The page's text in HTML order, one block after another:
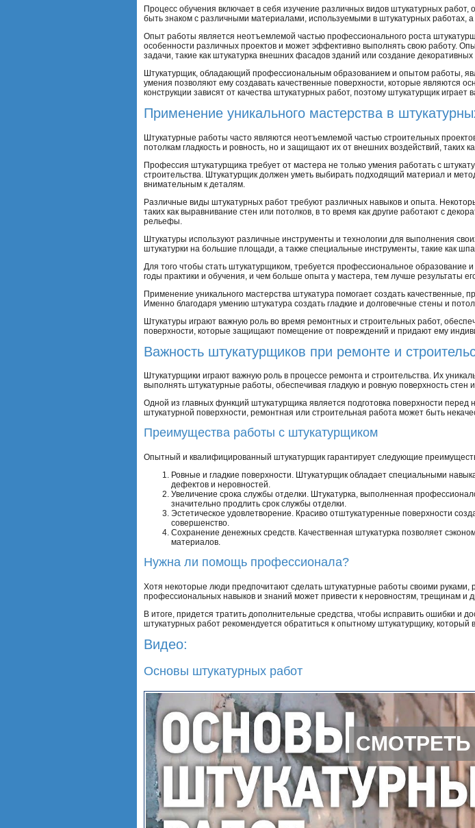
Процесс обучения включает в себя изучение различных видов штукатурных
быть знаком с различными материалами, используемыми в штукатурных работах,
Опыт работы является неотъемлемой частью профессионального роста
особенности различных проектов и может эффективно выполнять свою работу.
задачи, такие как штукатурка внешних фасадов зданий или создание
Штукатурщик, обладающий профессиональным образованием и опытом работы,
умения позволяют ему создавать качественные поверхности, которые являются
конструкции зависят от качества штукатурных работ, поэтому штукатурщик
Применение уникального мастерства в
Штукатурные работы часто являются неотъемлемой частью строительных
потолкам гладкость и ровность, но и защищают их от внешних воздействий, таких
Профессия штукатурщика требует от мастера не только умения работать с
строительства. Штукатурщик должен уметь выбирать подходящий материал и
внимательным к деталям.
Различные виды штукатурных работ требуют различных навыков и опыта.
таких как выравнивание стен или потолков, в то время как другие работают с
рельефы.
Штукатуры используют различные инструменты и технологии для выполнения
штукатурки на большие площади, а также специальные инструменты, такие как
Для того чтобы стать штукатурщиком, требуется профессиональное
годы практики и обучения, и чем больше опыта у мастера, тем лучше результаты
Применение уникального мастерства штукатура помогает создать качественные,
Именно благодаря умению штукатура создать гладкие и долговечные стены и
Штукатуры играют важную роль во время ремонтных и строительных работ,
поверхности, которые защищают помещение от повреждений и придают ему
Важность штукатурщиков при ремонте и
Штукатурщики играют важную роль в процессе ремонта и строительства. Их
выполнять штукатурные работы, обеспечивая гладкую и ровную поверхность стен
Одной из главных функций штукатурщика является подготовка поверхности
штукатурной поверхности, ремонтная или строительная работа может быть
Преимущества работы с штукатурщиком
Опытный и квалифицированный штукатурщик гарантирует следующие
Ровные и гладкие поверхности. Штукатурщик обладает специальными
дефектов и неровностей.
Увеличение срока службы отделки. Штукатурка, выполненная
значительно продлить срок службы отделки.
Эстетическое удовлетворение. Красиво отштукатуренные поверхности
совершенство.
Сохранение денежных средств. Качественная штукатурка позволяет
материалов.
Нужна ли помощь профессионала?
Хотя некоторые люди предпочитают сделать штукатурные работы своими руками,
профессиональных навыков и знаний может привести к неровностям, трещинам и
В итоге, придется тратить дополнительные средства, чтобы исправить ошибки и
штукатурных работ рекомендуется обратиться к опытному штукатурщику,
Видео:
Основы штукатурных работ